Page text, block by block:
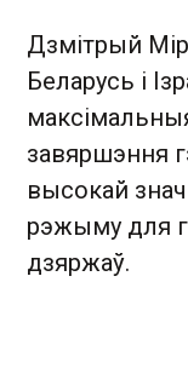
Дзмітрый
Беларусь і
завяршэння
высокай
рэжыму для
дзяржаў.